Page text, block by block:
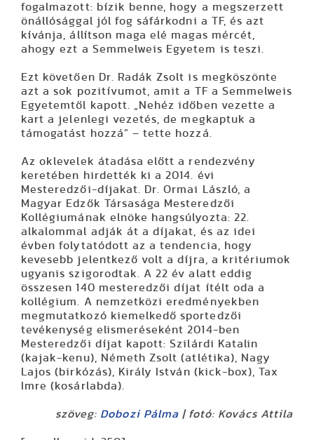
fogalmazott: bízik benne, hogy a megszerzett
önállósággal jól fog sáfárkodni a TF, és azt
kívánja, állítson maga elé magas mércét,
ahogy ezt a Semmelweis Egyetem is teszi.
Ezt követően Dr. Radák Zsolt is megköszönte
azt a sok pozitívumot, amit a TF a Semmelweis
Egyetemtől kapott. „Nehéz időben vezette a
kart a jelenlegi vezetés, de megkaptuk a
támogatást hozzá” – tette hozzá.
Az oklevelek átadása előtt a rendezvény
keretében hirdették ki a 2014. évi
Mesteredzői-díjakat. Dr. Ormai László, a
Magyar Edzők Társasága Mesteredzői
Kollégiumának elnöke hangsúlyozta: 22.
alkalommal adják át a díjakat, és az idei
évben folytatódott az a tendencia, hogy
kevesebb jelentkező volt a díjra, a kritériumok
ugyanis szigorodtak. A 22 év alatt eddig
összesen 140 mesteredzői díjat ítélt oda a
kollégium. A nemzetközi eredményekben
megmutatkozó kiemelkedő sportedzői
tevékenység elismeréseként 2014-ben
Mesteredzői díjat kapott: Szilárdi Katalin
(kajak-kenu), Németh Zsolt (atlétika), Nagy
Lajos (birkózás), Király István (kick-box), Tax
Imre (kosárlabda).
szöveg: Dobozi Pálma| fotó: Kovács Attila